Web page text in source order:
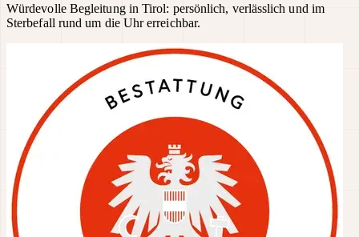
Würdevolle Begleitung in Tirol: persönlich, verlässlich und im
Sterbefall rund um die Uhr erreichbar.